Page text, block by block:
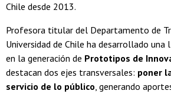
Chile desde 2013.
Profesora titular del Departamento de
Universidad de Chile ha desarrollado una
en la generación de Prototipos de
destacan dos ejes transversales: poner
servicio de lo público, generando